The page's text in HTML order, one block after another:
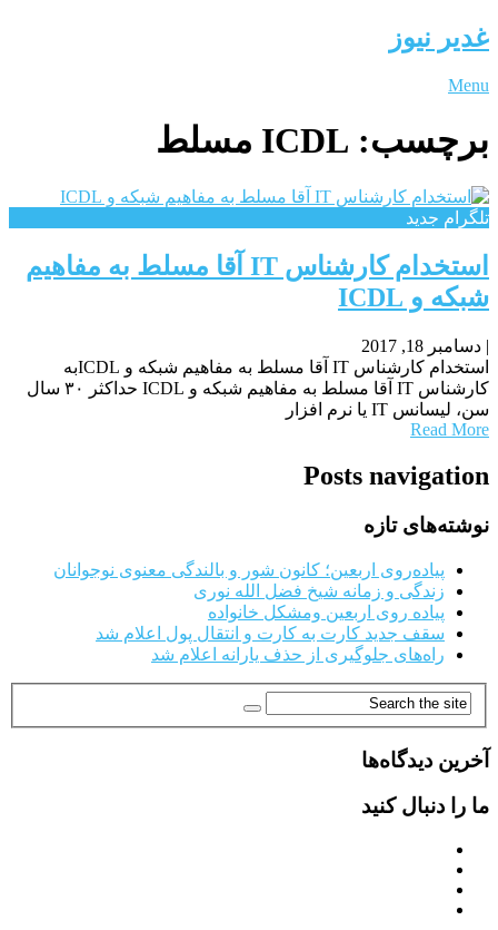
غدیر نیوز
Menu
برچسب: ICDL مسلط
تلگرام جدید
استخدام کارشناس IT آقا مسلط به مفاهیم
شبکه و ICDL
| دسامبر 18, 2017
استخدام کارشناس IT آقا مسلط به مفاهیم شبکه و ICDLبه
کارشناس IT آقا مسلط به مفاهیم شبکه و ICDL حداکثر ۳۰ سال
سن، لیسانس IT یا نرم افزار
Read More
Posts navigation
نوشته‌های تازه
پیاده‌روی اربعین؛ کانون شور و بالندگی معنوی نوجوانان
زندگی و زمانه شیخ فضل الله نوری
پیاده روی اربعین ومشکل خانواده
سقف جدید کارت به کارت و انتقال پول اعلام شد
راه‌های جلوگیری از حذف یارانه اعلام شد
آخرین دیدگاه‌ها
ما را دنبال کنید